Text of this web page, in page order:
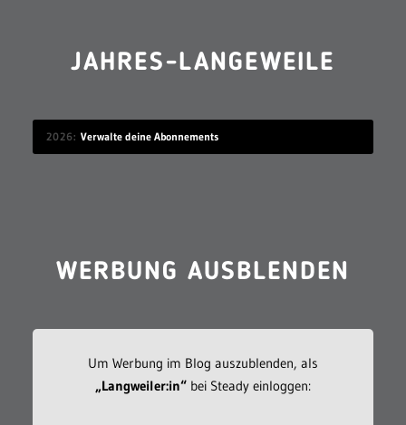
JAHRES-LANGEWEILE
2026 Verwalte deine Abonnements
WERBUNG AUSBLENDEN
Um Werbung im Blog auszublenden, als
„Langweiler:in“bei Steady einloggen: